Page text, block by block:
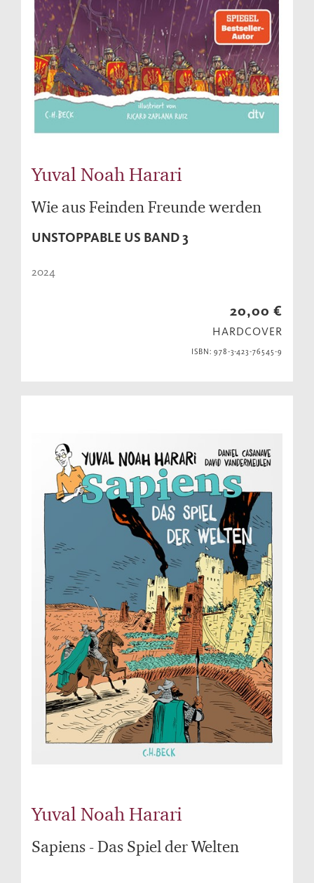
Yuval Noah Harari
Wie aus Feinden Freunde werden
UNSTOPPABLE US BAND 3
2024
20,00 €
HARDCOVER
ISBN: 978-3-423-76545-9
Yuval Noah Harari
Sapiens - Das Spiel der Welten